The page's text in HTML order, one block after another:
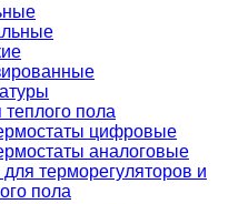
пола
цифровые
аналоговые
терморегуляторов и
пола